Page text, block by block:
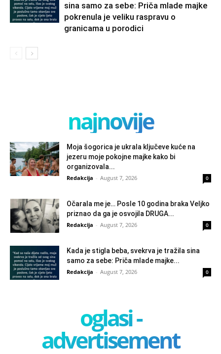
sina samo za sebe: Priča mlade majke
pokrenula je veliku raspravu o
granicama u porodici
najnovije
Moja šogorica je ukrala ključeve kuće na
jezeru moje pokojne majke kako bi
organizovala...
Redakcija - August 7, 2026 0
Očarala me je… Posle 10 godina braka Veljko
priznao da ga je osvojila DRUGA...
Redakcija - August 7, 2026 0
Kada je stigla beba, svekrva je tražila sina
samo za sebe: Priča mlade majke...
Redakcija - August 7, 2026 0
oglasi -
advertisement